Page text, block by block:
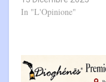
In "L'Opinione"